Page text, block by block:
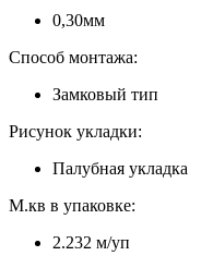
0,30мм
Способ монтажа:
Замковый тип
Рисунок укладки:
Палубная укладка
М.кв в упаковке:
2.232 м/уп